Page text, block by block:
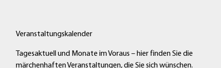
Veranstaltungskalender
Tagesaktuell und Monate im Voraus – hier finden Sie die
märchenhaften Veranstaltungen, die Sie sich wünschen.